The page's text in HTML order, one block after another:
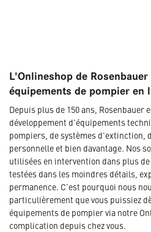
L'Onlineshop de
équipements de pompier en
Depuis plus de 150 ans, Rosenbauer
développement d'équipements
pompiers, de systèmes d'extinction,
personnelle et bien davantage. Nos
utilisées en intervention dans plus de
testées dans les moindres détails,
permanence. C'est pourquoi nous
particulièrement que vous puissiez
équipements de pompier via notre
complication depuis chez vous.